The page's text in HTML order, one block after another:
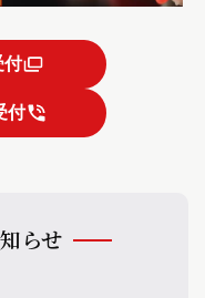
付
付
らせ